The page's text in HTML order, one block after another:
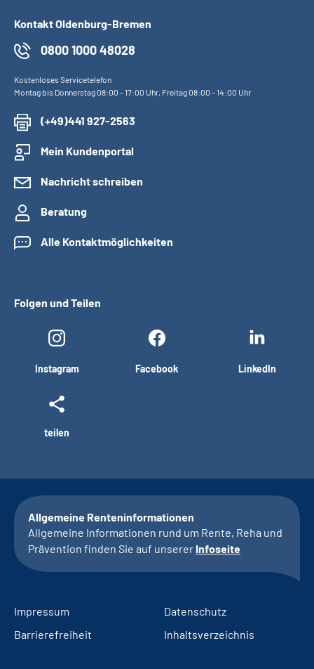
Kontakt Oldenburg-Bremen
0800 1000 48028
Kostenloses Servicetelefon
Montag bis Donnerstag 08:00 - 17:00 Uhr, Freitag 08:00 - 14:00 Uhr
(+49)441 927-2563
Mein Kundenportal
Nachricht schreiben
Beratung
Alle Kontaktmöglichkeiten
Folgen und Teilen
Instagram Facebook LinkedIn
teilen
Allgemeine Renteninformationen
Allgemeine Informationen rund um Rente, Reha und
Prävention finden Sie auf unserer Infoseite
Impressum
Datenschutz
Barrierefreiheit
Inhaltsverzeichnis